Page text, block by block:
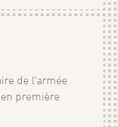
de l’armée
première